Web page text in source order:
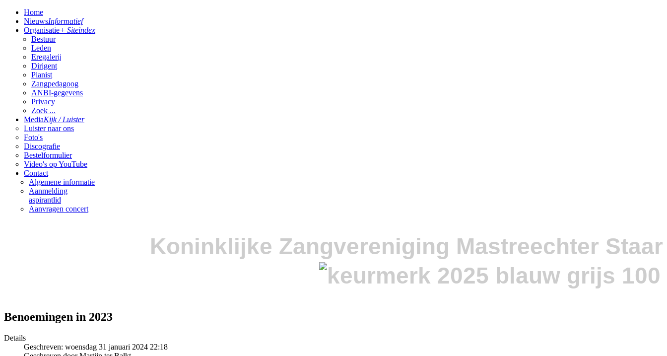
Home
NieuwsInformatief
Organisatie+ Siteindex
Bestuur
Leden
Eregalerij
Dirigent
Pianist
Zangpedagoog
ANBI-gegevens
Privacy
Zoek ...
MediaKijk / Luister
Luister naar ons
Foto's
Discografie
Bestelformulier
Video's op YouTube
Contact
Algemene informatie
Aanmelding
aspirantlid
Aanvragen concert
Koninklijke Zangvereniging Mastreechter Staar
Benoemingen in 2023
Details
Geschreven: woensdag 31 januari 2024 22:18